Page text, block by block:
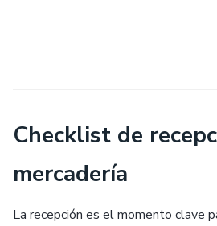
Checklist de
mercadería
La recepción es el momento clave